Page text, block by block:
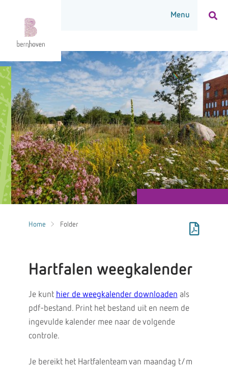
Home Folder
Hartfalen weegkalender
Je kunt hier de weegkalender downloaden als
pdf-bestand. Print het bestand uit en neem de
ingevulde kalender mee naar de volgende
controle.
Je bereikt het Hartfalenteam van maandag t/m